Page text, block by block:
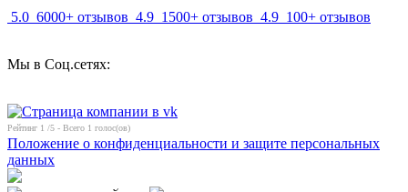
5.0 6000+ отзывов 4.9 1500+ отзывов 4.9 100+ отзывов
Мы в Соц.сетях:
Рейтинг 1 /5 - Всего 1 голос(ов)
Положение о конфиденциальности и защите персональных
данных